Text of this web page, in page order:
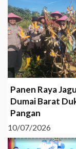
Panen Raya
Dumai Barat
Pangan
10/07/2026